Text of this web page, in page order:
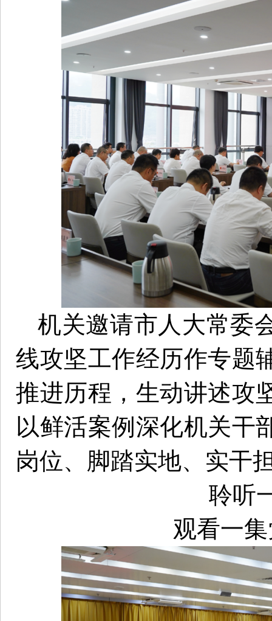
机关邀请市人大常委
线攻坚工作经历作专题
推进历程，生动讲述攻
以鲜活案例深化机关干
岗位、脚踏实地、实干
聆听
观看一